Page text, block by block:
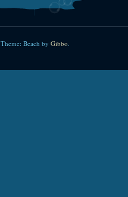
Theme: Beach by Gibbo.